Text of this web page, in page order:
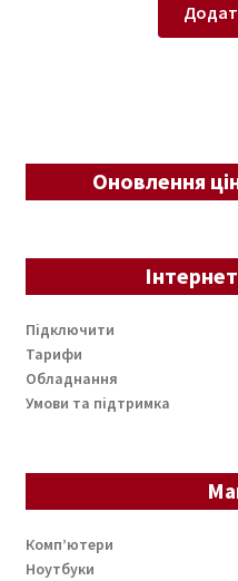
Оновлення
Підключити
Тарифи
Обладнання
Умови та підтримка
Комп’ютери
Ноутбуки